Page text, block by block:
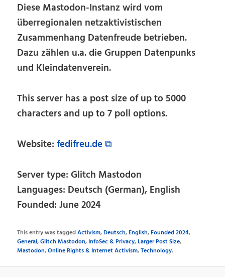
Diese Mastodon-Instanz wird vom
überregionalen netzaktivistischen
Zusammenhang Datenfreude betrieben.
Dazu zählen u.a. die Gruppen Datenpunks
und Kleindatenverein.
This server has a post size of up to 5000
characters and up to 7 poll options.
Website:fedifreu.de ⧉
Server type: Glitch Mastodon
Languages: Deutsch (German), English
Founded: June 2024
This entry was taggedActivism,Deutsch,English,Founded 2024,
General,Glitch Mastodon, InfoSec & Privacy,Larger Post Size,
Mastodon,Online Rights & Internet Activism,Technology.